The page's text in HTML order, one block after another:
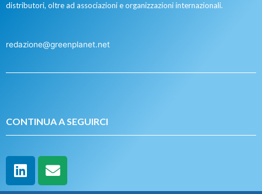
distributori, oltre ad associazioni e organizzazioni internazionali.
redazione@greenplanet.net
CONTINUA A SEGUIRCI